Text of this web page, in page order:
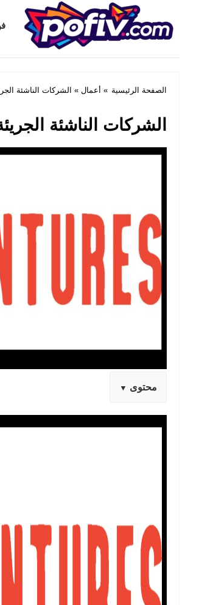
Pofiv.com
الصفحة الرئيسية » أعمال » الشركات الناشئة
الشركات الناشئة
محتوى